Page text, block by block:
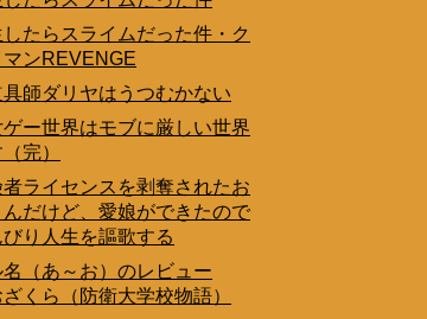
たらスライムだった件・ク
マンREVENGE
具師ダリヤはうつむかない
ゲー世界はモブに厳しい世界
完）
者ライセンスを剥奪されたお
んだけど、愛娘ができたので
り人生を謳歌する
名（あ～お）のレビュー
くら（防衛大学校物語）